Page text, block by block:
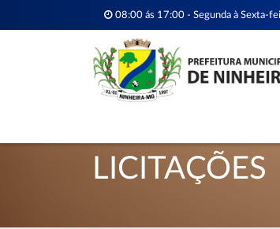
08:00 ás 17:00 - Segunda à Sexta-
LICITAÇÕES